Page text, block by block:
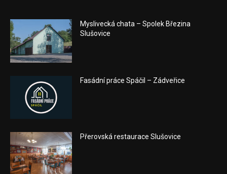
Myslivecká chata – Spolek Březina
Slušovice
Fasádní práce Spáčil – Zádveřice
Přerovská restaurace Slušovice